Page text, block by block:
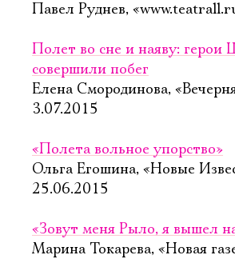
Павел Руднев,
Полет во сне и наяву: герои
совершили побег
Елена Смородинова,
3.07.2015
«Полета вольное упорство»
Ольга Егошина, «Новые
25.06.2015
«Зовут меня Рыло, я вышел
Марина Токарева, «Новая